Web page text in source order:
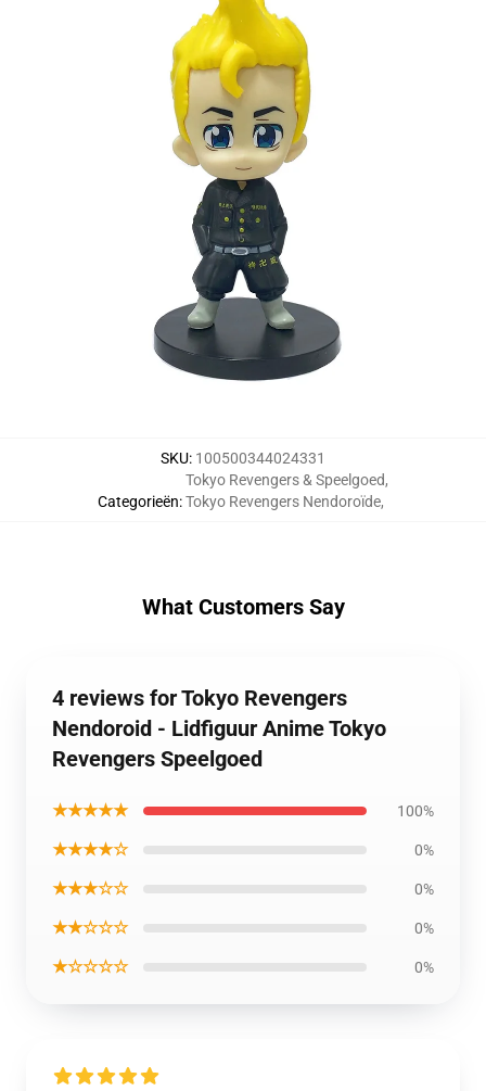
SKU: 100500344024331
Categorieën:
Tokyo Revengers & Speelgoed,
Tokyo Revengers Nendoroïde,
What Customers Say
4 reviews for Tokyo Revengers
Nendoroid - Lidfiguur Anime Tokyo
Revengers Speelgoed
★★★★★ 100%
★★★★☆ 0%
★★★☆☆ 0%
★★☆☆☆ 0%
★☆☆☆☆ 0%